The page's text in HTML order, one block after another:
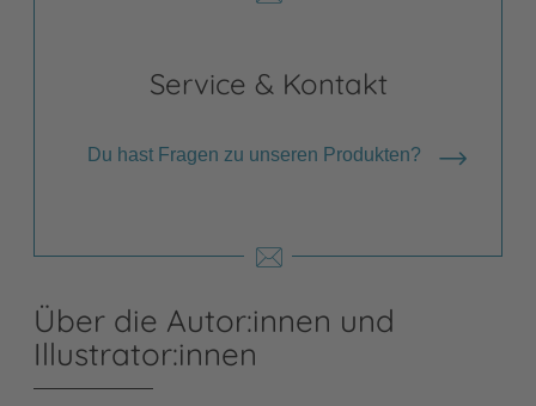
Service & Kontakt
Du hast Fragen zu unseren Produkten?
Über die Autor:innen und
Illustrator:innen